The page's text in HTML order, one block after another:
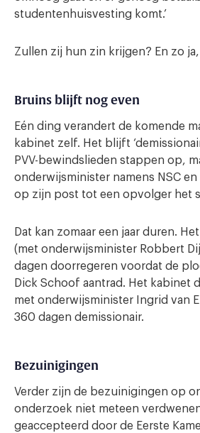
studentenhuisvesting komt.’
Zullen zij hun zin krijgen? En zo
Bruins blijft nog even
Eén ding verandert de komende
kabinet zelf. Het blijft
PVV-bewindslieden stappen op,
onderwijsminister namens NSC
op zijn post tot een opvolger het
Dat kan zomaar een jaar duren.
(met onderwijsminister Robbert
dagen doorregeren voordat de
Dick Schoof aantrad. Het kabinet
met onderwijsminister Ingrid van
360 dagen demissionair.
Bezuinigingen
Verder zijn de bezuinigingen op
onderzoek niet meteen
geaccepteerd door de Eerste